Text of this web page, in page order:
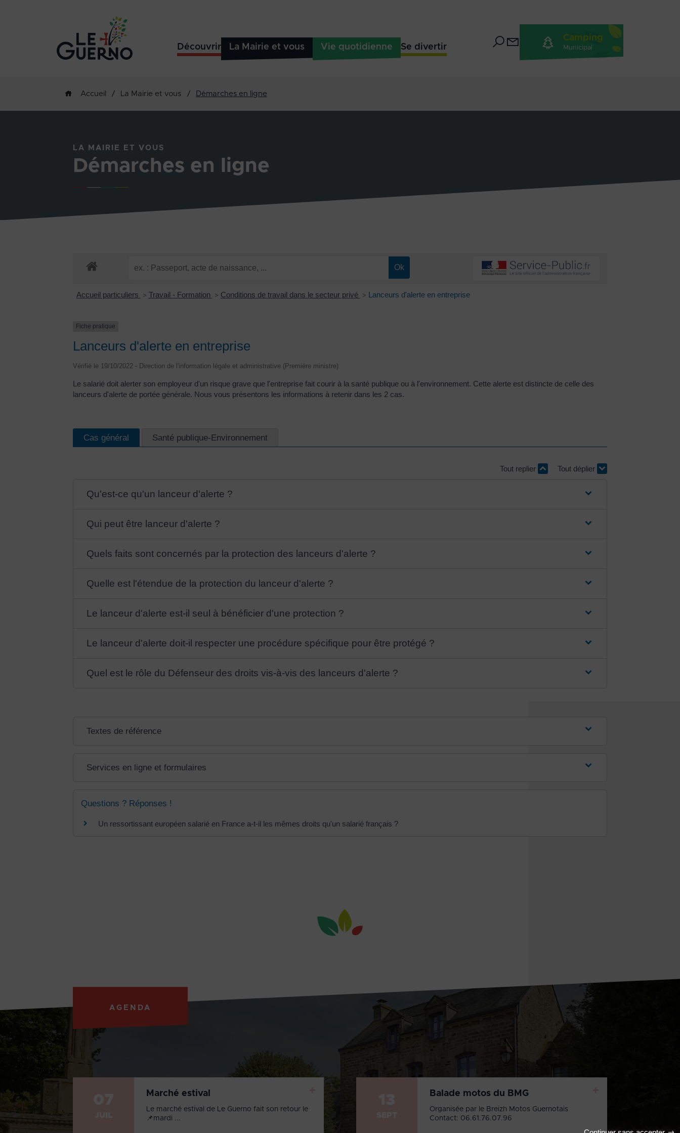
Découvrir La Mairie et vous Vie quotidienne Se divertir
Camping
Municipal
Accueil / La Mairie et vous / Démarches en ligne
LA MAIRIE ET VOUS
Démarches en ligne
Accueil particuliers > Travail - Formation > Conditions de travail dans le secteur privé > Lanceurs d'alerte en entreprise
Fiche pratique
Lanceurs d'alerte en entreprise
Vérifié le 19/10/2022 - Direction de l'information légale et administrative (Première ministre)
Le salarié doit alerter son employeur d'un risque grave que l'entreprise fait courir à la santé publique ou à l'environnement. Cette alerte est distincte de celle des
lanceurs d'alerte de portée générale. Nous vous présentons les informations à retenir dans les 2 cas.
Cas général Santé publique-Environnement
Tout replier Tout déplier
Qu'est-ce qu'un lanceur d'alerte ?
Qui peut être lanceur d'alerte ?
Quels faits sont concernés par la protection des lanceurs d'alerte ?
Quelle est l'étendue de la protection du lanceur d'alerte ?
Le lanceur d'alerte est-il seul à bénéficier d'une protection ?
Le lanceur d'alerte doit-il respecter une procédure spécifique pour être protégé ?
Quel est le rôle du Défenseur des droits vis-à-vis des lanceurs d'alerte ?
Textes de référence
Services en ligne et formulaires
Questions ? Réponses !
Un ressortissant européen salarié en France a-t-il les mêmes droits qu'un salarié français ?
AGENDA
Marché estival
Le marché estival de Le Guerno fait son retour le
📌mardi ...
Balade motos du BMG
Organisée par le Breizh Motos Guernotais
Contact: 06.61.76.07.96